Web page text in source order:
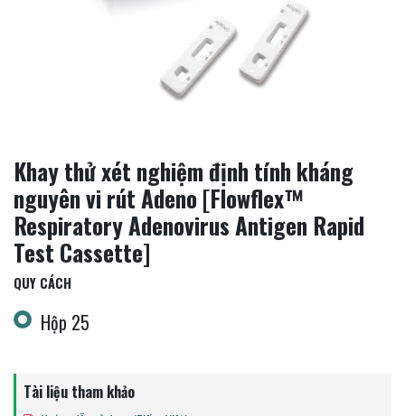
Khay thử xét nghiệm định tính kháng
nguyên vi rút Adeno [Flowflex™
Respiratory Adenovirus Antigen Rapid
Test Cassette]
QUY CÁCH
Hộp 25
Tài liệu tham khảo